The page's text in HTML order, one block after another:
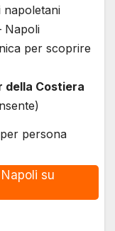
napoletani
Napoli
per scoprire
della Costiera
persona
su